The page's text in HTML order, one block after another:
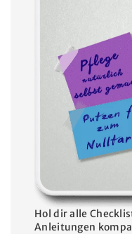
Hol dir alle
Anleitungen